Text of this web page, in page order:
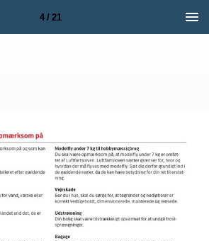
4 / 21